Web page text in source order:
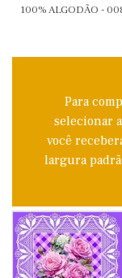
100% ALGODÃO -
Para
selecionar
você
largura